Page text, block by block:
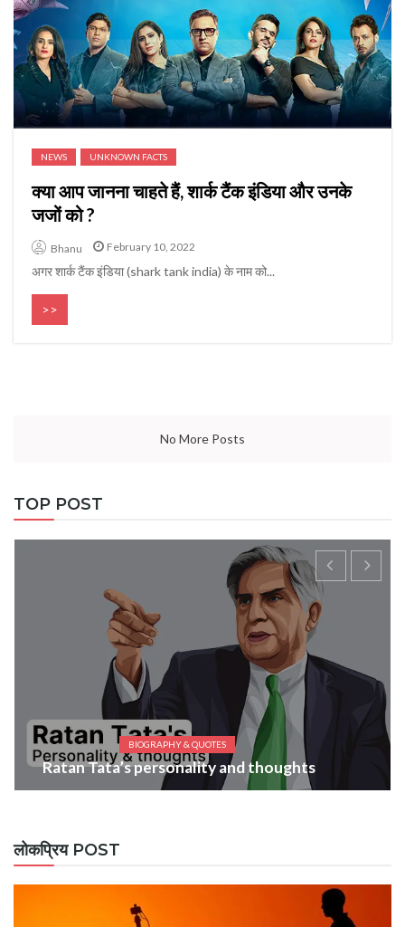
NEWS UNKNOWN FACTS
क्या आप जानना चाहते हैं, शार्क टैंक इंडिया और उनके
जजों को ?
Bhanu February 10, 2022
अगर शार्क टैंक इंडिया (shark tank india) के नाम को...
>>
No More Posts
TOP POST
BIOGRAPHY & QUOTES
Ratan Tata’s personality and thoughts
लोकप्रिय POST